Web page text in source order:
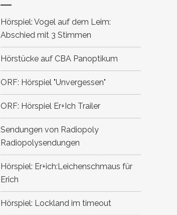
Hörspiel: Vogel auf dem Leim:
Abschied mit 3 Stimmen
Hörstücke auf CBA Panoptikum
ORF: Hörspiel "Unvergessen"
ORF: Hörspiel Er+Ich Trailer
Sendungen von Radiopoly
Radiopolysendungen
Hörspiel: Er+ich:Leichenschmaus für
Erich
Hörspiel: Lockland im timeout